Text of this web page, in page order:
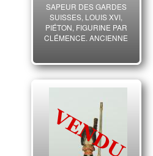
SAPEUR DES GARDES
SUISSES, LOUIS XVI,
PIÉTON, FIGURINE PAR
CLÉMENCE, ANCIENNE